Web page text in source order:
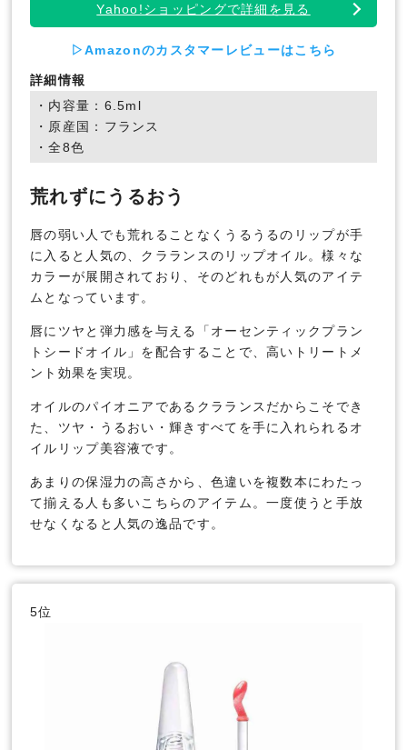
Yahoo!ショッピングで詳細を見る
▷Amazonのカスタマーレビューはこちら
詳細情報
・内容量：6.5ml
・原産国：フランス
・全8色
荒れずにうるおう
唇の弱い人でも荒れることなくうるうるのリップが手
に入ると人気の、クラランスのリップオイル。様々な
カラーが展開されており、そのどれもが人気のアイテ
ムとなっています。
唇にツヤと弾力感を与える「オーセンティックプラン
トシードオイル」を配合することで、高いトリートメ
ント効果を実現。
オイルのパイオニアであるクラランスだからこそでき
た、ツヤ・うるおい・輝きすべてを手に入れられるオ
イルリップ美容液です。
あまりの保湿力の高さから、色違いを複数本にわたっ
て揃える人も多いこちらのアイテム。一度使うと手放
せなくなると人気の逸品です。
5位